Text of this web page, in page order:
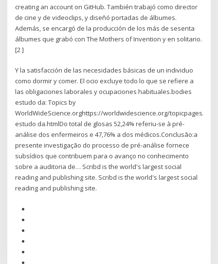
creating an account on GitHub. También trabajó como director
de cine y de videoclips, y diseñó portadas de álbumes.
Además, se encargó de la producción de los más de sesenta
álbumes que grabó con The Mothers of Invention y en solitario.
[2 ]
Y la satisfacción de las necesidades básicas de un individuo
como dormir y comer. El ocio excluye todo lo que se refiere a
las obligaciones laborales y ocupaciones habituales.bodies
estudo da: Topics by
WorldWideScience.orghttps://worldwidescience.org/topicpages/
estudo da.htmlDo total de glosas 52,24% referiu-se à pré-
análise dos enfermeiros e 47,76% a dos médicos.Conclusão:a
presente investigação do processo de pré-análise fornece
subsídios que contribuem para o avanço no conhecimento
sobre a auditoria de… Scribd is the world's largest social
reading and publishing site. Scribd is the world's largest social
reading and publishing site.